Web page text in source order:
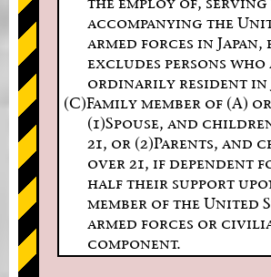
accompanying the
armed forces in Japan,
excludes persons who
ordinarily resident in
(C)Family member of (A)
(1)Spouse, and
21, or (2)Parents, and
over 21, if dependent
half their support
member of the United
armed forces or
component.